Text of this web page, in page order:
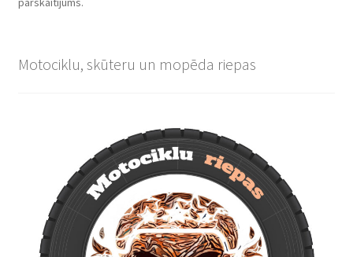
Motociklu, skūteru un mopēda riepas